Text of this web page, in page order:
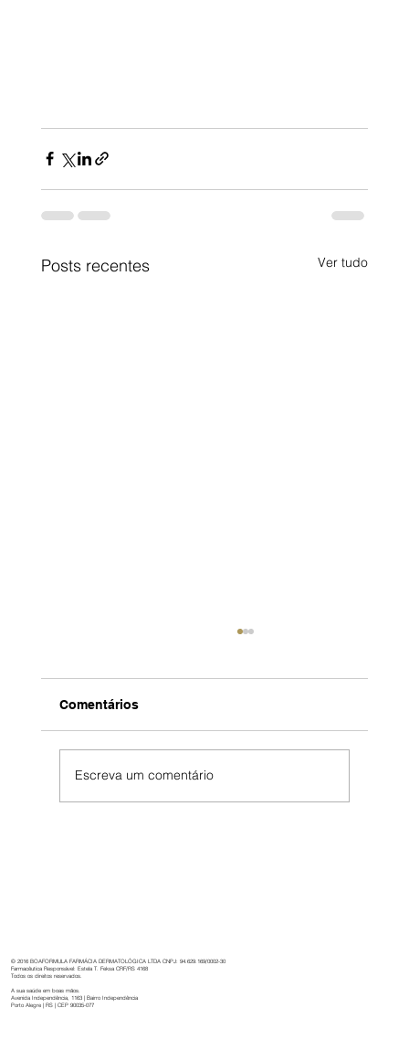
Posts recentes Ver tudo
Comentários
Escreva um comentário
© 2016 BOAFORMULA FARMÁCIA DERMATOLÓGICA LTDA CNPJ: 94.629.169/0002-30
Farmacêutica Responsável: Estela T. Feksa CRF/RS 4168
Todos os direitos reservados.
A sua saúde em boas mãos.
Avenida Independência, 1163 | Bairro Independência
Porto Alegre | RS | CEP 90035-077